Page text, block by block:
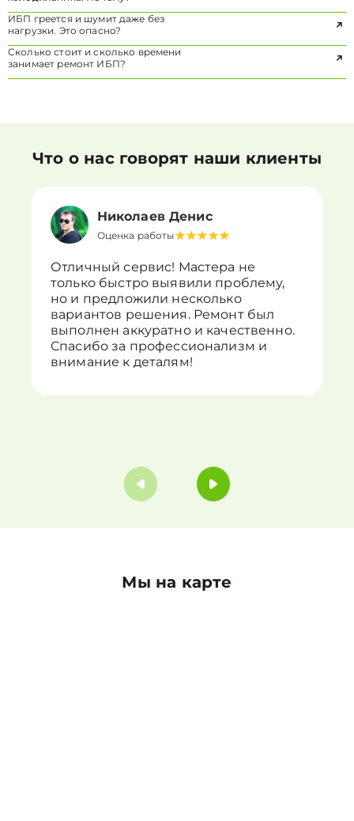
ИБП греется и шумит даже без
нагрузки. Это опасно?
Сколько стоит и сколько времени
занимает ремонт ИБП?
Что о нас говорят наши клиенты
Николаев Денис
Оценка работы
Отличный сервис! Мастера не
только быстро выявили проблему,
но и предложили несколько
вариантов решения. Ремонт был
выполнен аккуратно и качественно.
Спасибо за профессионализм и
внимание к деталям!
Мы на карте